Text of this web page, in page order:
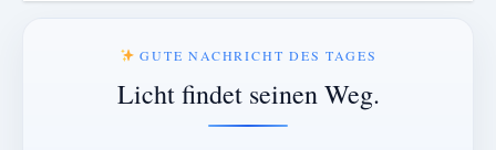
GUTE NACHRICHT DES TAGES
Licht findet seinen Weg.